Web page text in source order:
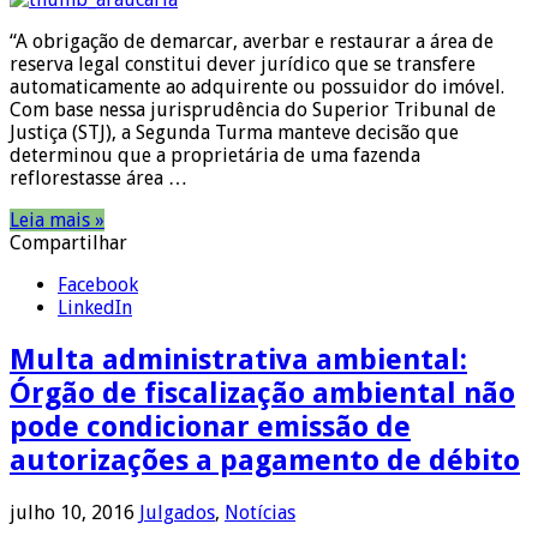
“A obrigação de demarcar, averbar e restaurar a área de
reserva legal constitui dever jurídico que se transfere
automaticamente ao adquirente ou possuidor do imóvel.
Com base nessa jurisprudência do Superior Tribunal de
Justiça (STJ), a Segunda Turma manteve decisão que
determinou que a proprietária de uma fazenda
reflorestasse área …
Leia mais »
Compartilhar
Facebook
LinkedIn
Multa administrativa ambiental:
Órgão de fiscalização ambiental não
pode condicionar emissão de
autorizações a pagamento de débito
julho 10, 2016 Julgados, Notícias